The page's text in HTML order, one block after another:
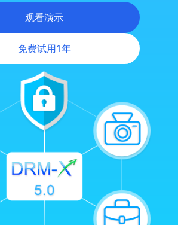
电脑防护
保护
深度集成
LMS 集成
观看演示
免费试用1年